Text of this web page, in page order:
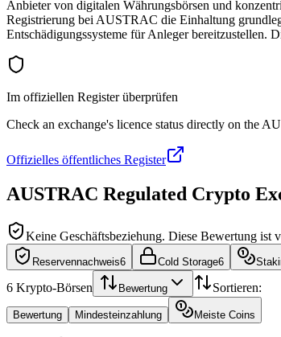
Anbieter von digitalen Währungsbörsen und
Registrierung bei AUSTRAC die Einhaltung
Entschädigungssysteme für Anleger
Im offiziellen Register überprüfen
Check an exchange's licence status directly on the
Offizielles öffentliches Register
AUSTRAC Regulated Crypto
Keine Geschäftsbeziehung. Diese Bewertung ist
Reservennachweis6 Cold Storage6
6 Krypto-Börsen Bewertung Sortieren:
Bewertung Mindesteinzahlung Meiste Coins